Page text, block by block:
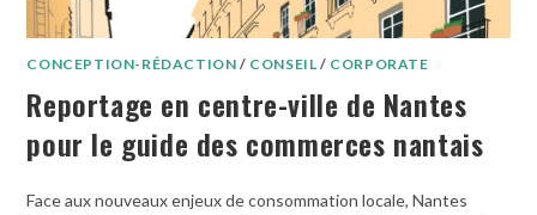
CONCEPTION-RÉDACTION / CONSEIL / CORPORATE
Reportage en centre-ville de Nantes
pour le guide des commerces nantais
Face aux nouveaux enjeux de consommation locale, Nantes